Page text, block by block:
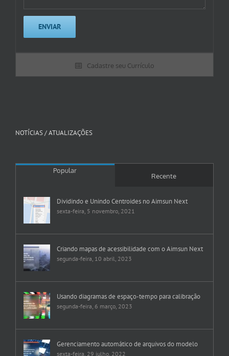
Cadastre seu Currículo
NOTÍCIAS / ATUALIZAÇÕES
Popular
Recente
Dividindo e Unindo Centroides no Aimsun Next
sexta-feira, 5 novembro, 2021
Criando mapas de acessibilidade com o Aimsun Next
segunda-feira, 10 abril, 2023
Usando diagramas de espaço-tempo para calibração
segunda-feira, 6 março, 2023
Gerenciamento automático de arquivos do modelo
sexta-feira, 29 julho, 2022